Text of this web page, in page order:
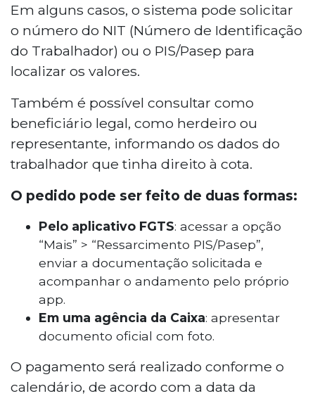
Em alguns casos, o sistema pode solicitar
o número do NIT (Número de Identificação
do Trabalhador) ou o PIS/Pasep para
localizar os valores.
Também é possível consultar como
beneficiário legal, como herdeiro ou
representante, informando os dados do
trabalhador que tinha direito à cota.
O pedido pode ser feito de duas formas:
Pelo aplicativo FGTS: acessar a opção
“Mais” > “Ressarcimento PIS/Pasep”,
enviar a documentação solicitada e
acompanhar o andamento pelo próprio
app.
Em uma agência da Caixa: apresentar
documento oficial com foto.
O pagamento será realizado conforme o
calendário, de acordo com a data da